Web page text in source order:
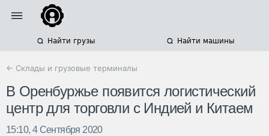
Найти грузы Найти машины
← Склады и грузовые терминалы
В Оренбуржье появится логистический
центр для торговли с Индией и Китаем
15:10, 4 Сентября 2020